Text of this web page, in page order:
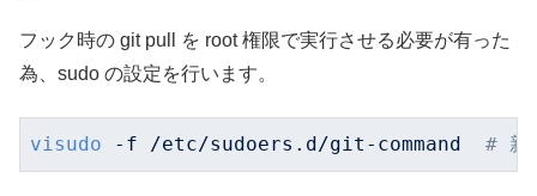
フック時の git pull を root 権限で実行させる必要が有った
為、sudo の設定を行います。
visudo -f /etc/sudoers.d/git-command # 新